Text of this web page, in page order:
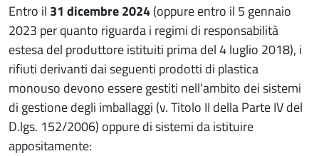
Entro il 31 dicembre 2024(oppure entro il 5 gennaio
2023 per quanto riguarda i regimi di responsabilità
estesa del produttore istituiti prima del 4 luglio 2018), i
rifiuti derivanti dai seguenti prodotti di plastica
monouso devono essere gestiti nell'ambito dei sistemi
di gestione degli imballaggi (v. Titolo II della Parte IV del
D.lgs. 152/2006) oppure di sistemi da istituire
appositamente: